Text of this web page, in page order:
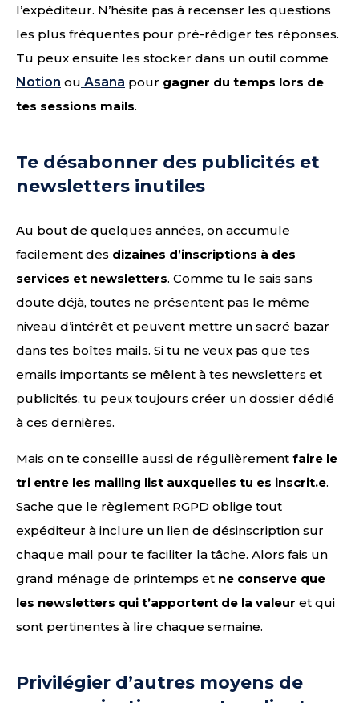
l’expéditeur. N’hésite pas à recenser les questions
les plus fréquentes pour pré-rédiger tes réponses.
Tu peux ensuite les stocker dans un outil comme
Notion ou Asana pour gagner du temps lors de
tes sessions mails.
Te désabonner des publicités et
newsletters inutiles
Au bout de quelques années, on accumule
facilement des dizaines d’inscriptions à des
services et newsletters. Comme tu le sais sans
doute déjà, toutes ne présentent pas le même
niveau d’intérêt et peuvent mettre un sacré bazar
dans tes boîtes mails. Si tu ne veux pas que tes
emails importants se mêlent à tes newsletters et
publicités, tu peux toujours créer un dossier dédié
à ces dernières.
Mais on te conseille aussi de régulièrement faire le
tri entre les mailing list auxquelles tu es inscrit.e.
Sache que le règlement RGPD oblige tout
expéditeur à inclure un lien de désinscription sur
chaque mail pour te faciliter la tâche. Alors fais un
grand ménage de printemps et ne conserve que
les newsletters qui t’apportent de la valeur et qui
sont pertinentes à lire chaque semaine.
Privilégier d’autres moyens de